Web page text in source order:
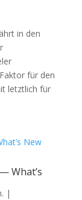
in den
für den
letztlich für
What’s
|